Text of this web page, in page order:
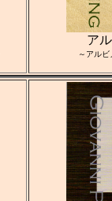
ア
～アル